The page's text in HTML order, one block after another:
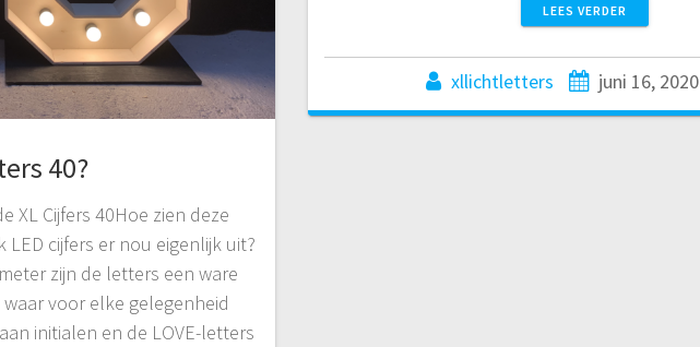
40?
XL Cijfers 40Hoe zien deze
cijfers er nou eigenlijk uit?
zijn de letters een ware
voor elke gelegenheid
initialen en de LOVE-letters
LEES VERDER
xllichtletters juni 16, 2020